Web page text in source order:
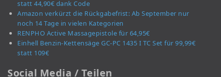
statt 44,90€ dank Code
Amazon verkürzt die Rückgabefrist: Ab September nur
noch 14 Tage in vielen Kategorien
RENPHO Active Massagepistole für 64,95€
Einhell Benzin-Kettensäge GC-PC 1435 I TC Set für 99,99€
statt 109€
Social Media / Teilen